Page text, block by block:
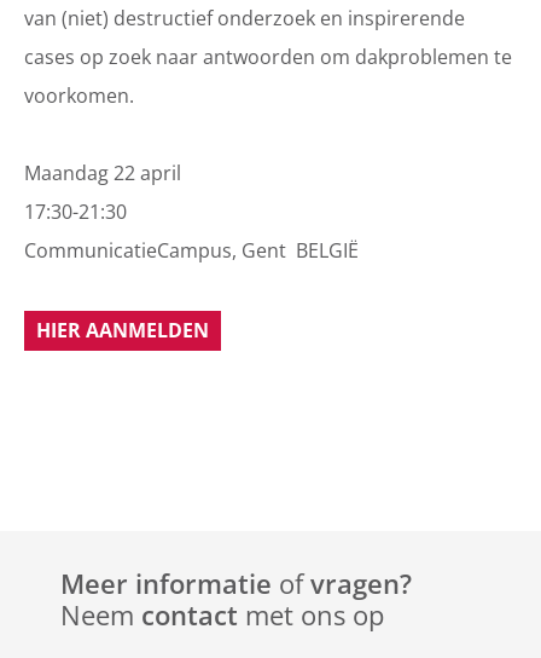
van (niet) destructief onderzoek en inspirerende
cases op zoek naar antwoorden om dakproblemen te
voorkomen.
Maandag 22 april
17:30-21:30
CommunicatieCampus, Gent BELGIË
HIER AANMELDEN
Meer informatie ofvragen?
Neem contact met ons op